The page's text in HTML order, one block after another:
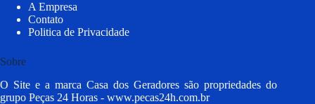
A Empresa
Contato
Politica de Privacidade
Sobre
O Site e a marca Casa dos Geradores são propriedades do
grupo Peças 24 Horas - www.pecas24h.com.br